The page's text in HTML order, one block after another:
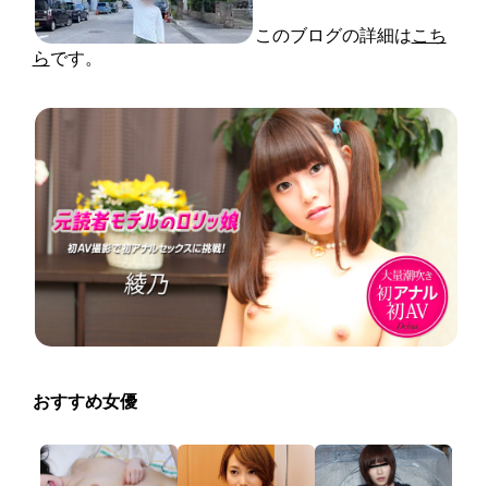
このブログの詳細はこち
らです。
おすすめ女優